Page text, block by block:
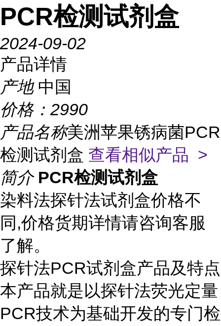
PCR检测试剂盒
2024-09-02
产品详情
产地 中国
价格： 2990
产品名称美洲苹果锈病菌PCR
检测试剂盒 查看相似产品 >
简介 PCR检测试剂盒
染料法探针法试剂盒价格不
同,价格货期详情请咨询客服
了解。
探针法PCR试剂盒产品及特点
本产品就是以探针法荧光定量
PCR技术为基础开发的专门检